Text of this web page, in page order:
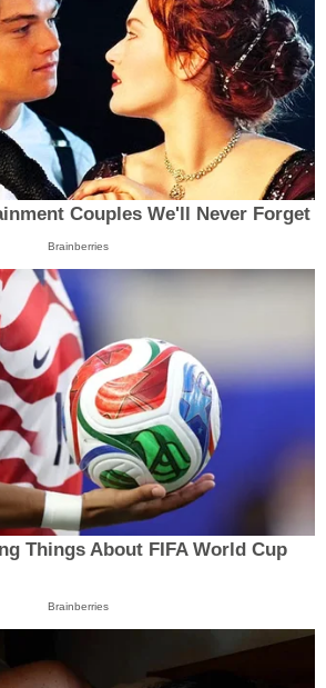
Couples We'll Never Forget
Brainberries
Things About FIFA World Cup
Brainberries